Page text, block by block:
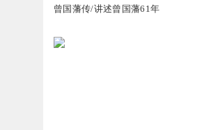
曾国藩传/讲述曾国藩61年